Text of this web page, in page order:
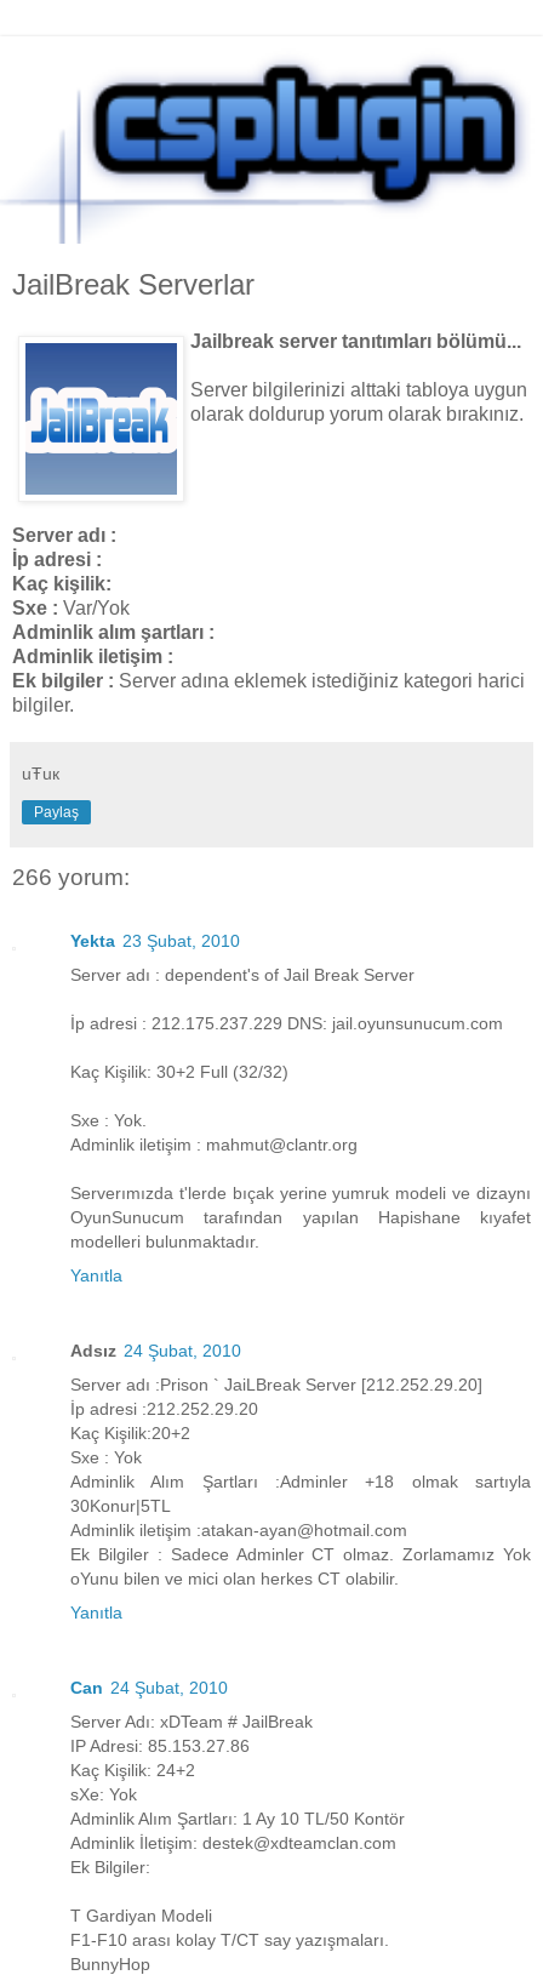
JailBreak Serverlar
Jailbreak server tanıtımları bölümü...
Server bilgilerinizi alttaki tabloya uygun
olarak doldurup yorum olarak bırakınız.
Server adı :
İp adresi :
Kaç kişilik:
Sxe : Var/Yok
Adminlik alım şartları :
Adminlik iletişim :
Ek bilgiler : Server adına eklemek istediğiniz kategori harici
bilgiler.
uŦuк
Paylaş
266 yorum:
Yekta 23 Şubat, 2010
Server adı : dependent's of Jail Break Server
İp adresi : 212.175.237.229 DNS: jail.oyunsunucum.com
Kaç Kişilik: 30+2 Full (32/32)
Sxe : Yok.
Adminlik iletişim : mahmut@clantr.org
Serverımızda t'lerde bıçak yerine yumruk modeli ve dizaynı
OyunSunucum tarafından yapılan Hapishane kıyafet
modelleri bulunmaktadır.
Yanıtla
Adsız 24 Şubat, 2010
Server adı :Prison ` JaiLBreak Server [212.252.29.20]
İp adresi :212.252.29.20
Kaç Kişilik:20+2
Sxe : Yok
Adminlik Alım Şartları :Adminler +18 olmak sartıyla
30Konur|5TL
Adminlik iletişim :atakan-ayan@hotmail.com
Ek Bilgiler : Sadece Adminler CT olmaz. Zorlamamız Yok
oYunu bilen ve mici olan herkes CT olabilir.
Yanıtla
Can 24 Şubat, 2010
Server Adı: xDTeam # JailBreak
IP Adresi: 85.153.27.86
Kaç Kişilik: 24+2
sXe: Yok
Adminlik Alım Şartları: 1 Ay 10 TL/50 Kontör
Adminlik İletişim: destek@xdteamclan.com
Ek Bilgiler:
T Gardiyan Modeli
F1-F10 arası kolay T/CT say yazışmaları.
BunnyHop